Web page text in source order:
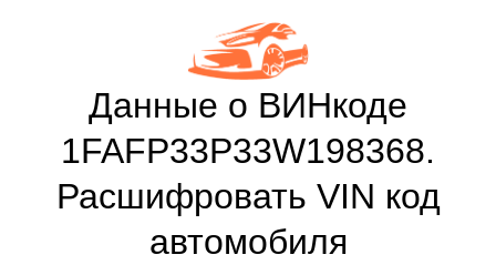
Данные о ВИНкоде
1FAFP33P33W198368.
Расшифровать VIN код
автомобиля